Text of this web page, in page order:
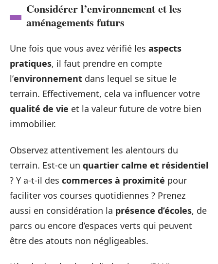
Considérer l’environnement et les
aménagements futurs
Une fois que vous avez vérifié les aspects
pratiques, il faut prendre en compte
l’environnement dans lequel se situe le
terrain. Effectivement, cela va influencer votre
qualité de vie et la valeur future de votre bien
immobilier.
Observez attentivement les alentours du
terrain. Est-ce un quartier calme et résidentiel
? Y a-t-il des commerces à proximité pour
faciliter vos courses quotidiennes ? Prenez
aussi en considération la présence d’écoles, de
parcs ou encore d’espaces verts qui peuvent
être des atouts non négligeables.